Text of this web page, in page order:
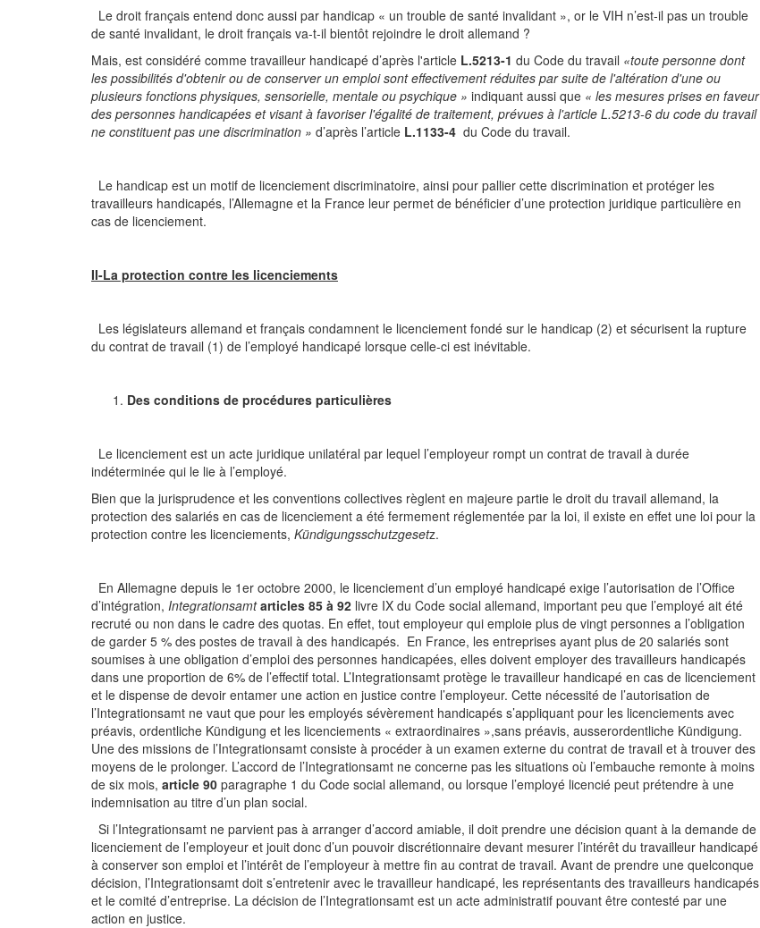
Le droit français entend donc aussi par handicap « un trouble de santé invalidant », or le VIH n’est-il pas un trouble
de santé invalidant, le droit français va-t-il bientôt rejoindre le droit allemand ?
Mais, est considéré comme travailleur handicapé d’après l'article L.5213-1 du Code du travail «toute personne dont
les possibilités d'obtenir ou de conserver un emploi sont effectivement réduites par suite de l'altération d'une ou
plusieurs fonctions physiques, sensorielle, mentale ou psychique » indiquant aussi que « les mesures prises en faveur
des personnes handicapées et visant à favoriser l'égalité de traitement, prévues à l'article L.5213-6 du code du travail
ne constituent pas une discrimination » d’après l’article L.1133-4 du Code du travail.
Le handicap est un motif de licenciement discriminatoire, ainsi pour pallier cette discrimination et protéger les
travailleurs handicapés, l’Allemagne et la France leur permet de bénéficier d’une protection juridique particulière en
cas de licenciement.
II-La protection contre les licenciements
Les législateurs allemand et français condamnent le licenciement fondé sur le handicap (2) et sécurisent la rupture
du contrat de travail (1) de l’employé handicapé lorsque celle-ci est inévitable.
Des conditions de procédures particulières
Le licenciement est un acte juridique unilatéral par lequel l’employeur rompt un contrat de travail à durée
indéterminée qui le lie à l’employé.
Bien que la jurisprudence et les conventions collectives règlent en majeure partie le droit du travail allemand, la
protection des salariés en cas de licenciement a été fermement réglementée par la loi, il existe en effet une loi pour la
protection contre les licenciements, Kündigungsschutzgesetz.
En Allemagne depuis le 1er octobre 2000, le licenciement d’un employé handicapé exige l’autorisation de l’Office
d’intégration, Integrationsamtarticles 85 à 92 livre IX du Code social allemand, important peu que l’employé ait été
recruté ou non dans le cadre des quotas. En effet, tout employeur qui emploie plus de vingt personnes a l’obligation
de garder 5 % des postes de travail à des handicapés. En France, les entreprises ayant plus de 20 salariés sont
soumises à une obligation d’emploi des personnes handicapées, elles doivent employer des travailleurs handicapés
dans une proportion de 6% de l’effectif total. L’Integrationsamt protège le travailleur handicapé en cas de licenciement
et le dispense de devoir entamer une action en justice contre l’employeur. Cette nécessité de l’autorisation de
l’Integrationsamt ne vaut que pour les employés sévèrement handicapés s’appliquant pour les licenciements avec
préavis, ordentliche Kündigung et les licenciements « extraordinaires »,sans préavis, ausserordentliche Kündigung.
Une des missions de l’Integrationsamt consiste à procéder à un examen externe du contrat de travail et à trouver des
moyens de le prolonger. L’accord de l’Integrationsamt ne concerne pas les situations où l’embauche remonte à moins
de six mois, article 90 paragraphe 1 du Code social allemand, ou lorsque l’employé licencié peut prétendre à une
indemnisation au titre d’un plan social.
Si l’Integrationsamt ne parvient pas à arranger d’accord amiable, il doit prendre une décision quant à la demande de
licenciement de l’employeur et jouit donc d’un pouvoir discrétionnaire devant mesurer l’intérêt du travailleur handicapé
à conserver son emploi et l’intérêt de l’employeur à mettre fin au contrat de travail. Avant de prendre une quelconque
décision, l’Integrationsamt doit s’entretenir avec le travailleur handicapé, les représentants des travailleurs handicapés
et le comité d’entreprise. La décision de l’Integrationsamt est un acte administratif pouvant être contesté par une
action en justice.